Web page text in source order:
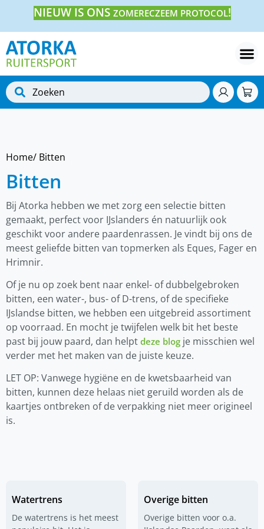
NIEUW IS ONS ZOMERECZEEM PROTOCOL!
Home/ Bitten
Bitten
Bij Atorka hebben we met zorg een selectie bitten
gemaakt, perfect voor IJslanders én natuurlijk ook
geschikt voor andere paardenrassen. Je vindt bij ons de
meest geliefde bitten van topmerken als Eques, Fager en
Hrimnir.
Of je nu op zoek bent naar enkel- of dubbelgebroken
bitten, een water-, bus- of D-trens, of de specifieke
IJslandse bitten, we hebben een uitgebreid assortiment
op voorraad. En mocht je twijfelen welk bit het beste
past bij jouw paard, dan helpt deze blog je misschien wel
verder met het maken van de juiste keuze.
LET OP: Vanwege hygiëne en de kwetsbaarheid van
bitten, kunnen deze helaas niet geruild worden als de
kaartjes ontbreken of de verpakking niet meer origineel
is.
Watertrens
De watertrens is het meest
Overige bitten
Overige bitten voor o.a.